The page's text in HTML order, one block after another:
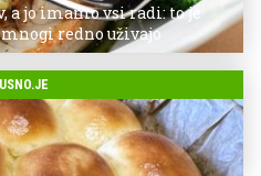
a jo imamo vsi radi: to je
mnogi redno uživajo